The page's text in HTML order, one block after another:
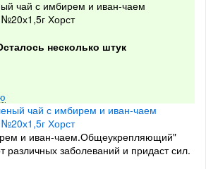
чай с имбирем и иван-чаем
Хорст
несколько штук
и иван-чаем.Общеукрепляющий"
различных заболеваний и придаст сил.